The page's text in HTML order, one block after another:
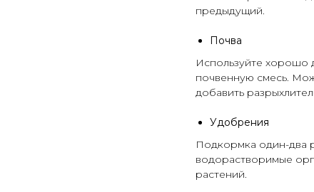
предыдущий.
Почва
Используйте хорошо
почвенную смесь.
добавить
Удобрения
Подкормка один-два
водорастворимые
растений.